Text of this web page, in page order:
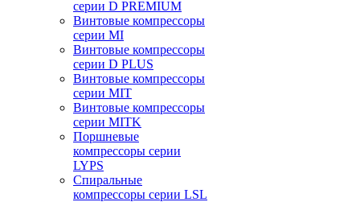
серии D PREMIUM
Винтовые компрессоры
серии MI
Винтовые компрессоры
серии D PLUS
Винтовые компрессоры
серии MIT
Винтовые компрессоры
серии MITK
Поршневые
компрессоры серии
LYPS
Спиральные
компрессоры серии LSL